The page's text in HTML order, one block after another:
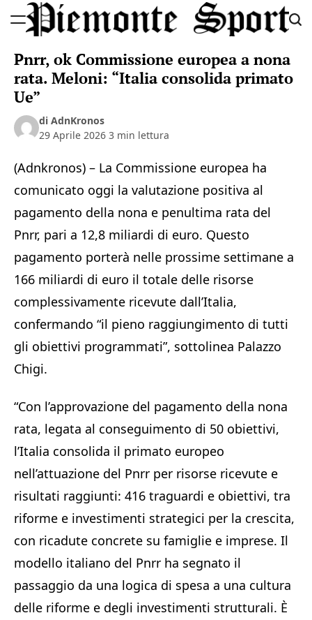
to
Sport
Pnrr, ok Commissione europea a nona
rata. Meloni: “Italia consolida primato
Ue”
di AdnKronos
29 Aprile 2026 3 min lettura
(Adnkronos) – La Commissione europea ha
comunicato oggi la valutazione positiva al
pagamento della nona e penultima rata del
Pnrr, pari a 12,8 miliardi di euro. Questo
pagamento porterà nelle prossime settimane a
166 miliardi di euro il totale delle risorse
complessivamente ricevute dall’Italia,
confermando “il pieno raggiungimento di tutti
gli obiettivi programmati”, sottolinea Palazzo
Chigi.
“Con l’approvazione del pagamento della nona
rata, legata al conseguimento di 50 obiettivi,
l’Italia consolida il primato europeo
nell’attuazione del Pnrr per risorse ricevute e
risultati raggiunti: 416 traguardi e obiettivi, tra
riforme e investimenti strategici per la crescita,
con ricadute concrete su famiglie e imprese. Il
modello italiano del Pnrr ha segnato il
passaggio da una logica di spesa a una cultura
delle riforme e degli investimenti strutturali. È